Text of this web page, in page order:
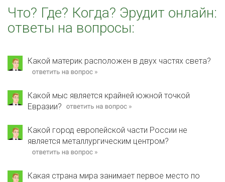
Что? Где? Когда? Эрудит онлайн:
ответы на вопросы:
Какой материк расположен в двух частях света?
Какой мыс является крайней южной точкой
Евразии?
Какой город европейской части России не
является металлургическим центром?
Какая страна мира занимает первое место по